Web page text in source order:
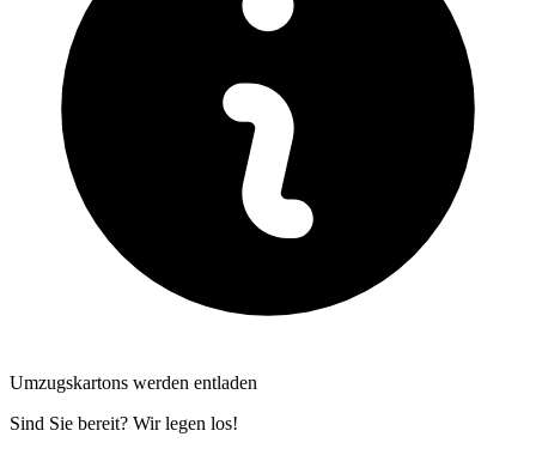
Umzugskartons werden entladen
Sind Sie bereit? Wir legen los!